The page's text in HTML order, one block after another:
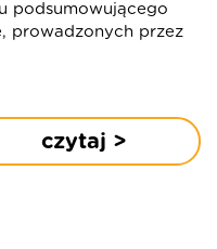
podsumowującego
prowadzonych przez
czytaj >